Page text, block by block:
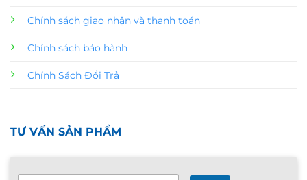
Chính sách giao nhận và thanh toán
Chính sách bảo hành
Chính Sách Đổi Trả
TƯ VẤN SẢN PHẨM